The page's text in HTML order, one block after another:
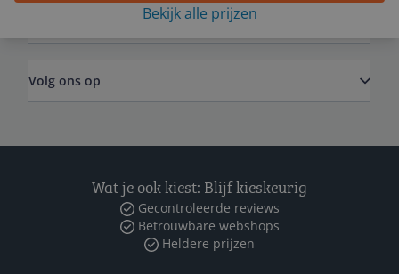
Bekijk alle prijzen
Volg ons op
Wat je ook kiest: Blijf kieskeurig
Gecontroleerde reviews
Betrouwbare webshops
Heldere prijzen